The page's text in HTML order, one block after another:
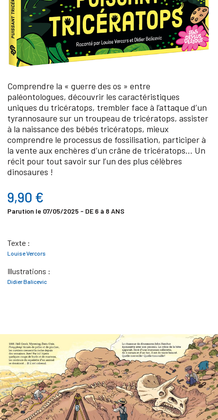
Comprendre la « guerre des os » entre
paléontologues, découvrir les caractéristiques
uniques du tricératops, trembler face à l’attaque d’un
tyrannosaure sur un troupeau de tricératops, assister
à la naissance des bébés tricératops, mieux
comprendre le processus de fossilisation, participer à
la vente aux enchères d’un crâne de tricératops… Un
récit pour tout savoir sur l’un des plus célèbres
dinosaures !
9,90 €
Parution le 07/05/2025 - DE 6 à 8 ANS
Texte :
Louise Vercors
Illustrations :
Didier Balicevic